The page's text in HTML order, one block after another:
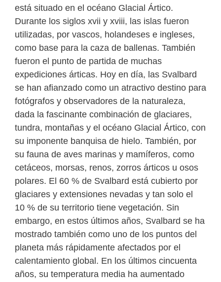
está situado en el océano Glacial Ártico.
Durante los siglos xvii y xviii, las islas fueron
utilizadas, por vascos, holandeses e ingleses,
como base para la caza de ballenas. También
fueron el punto de partida de muchas
expediciones árticas. Hoy en día, las Svalbard
se han afianzado como un atractivo destino para
fotógrafos y observadores de la naturaleza,
dada la fascinante combinación de glaciares,
tundra, montañas y el océano Glacial Ártico, con
su imponente banquisa de hielo. También, por
su fauna de aves marinas y mamíferos, como
cetáceos, morsas, renos, zorros árticos u osos
polares. El 60 % de Svalbard está cubierto por
glaciares y extensiones nevadas y tan solo el
10 % de su territorio tiene vegetación. Sin
embargo, en estos últimos años, Svalbard se ha
mostrado también como uno de los puntos del
planeta más rápidamente afectados por el
calentamiento global. En los últimos cincuenta
años, su temperatura media ha aumentado